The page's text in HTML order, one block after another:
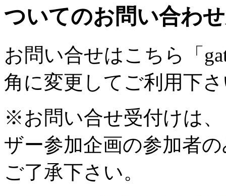
ついてのお問い合わ
お問い合せはこちら
「
角に変更してご利用下
※お問い合せ受付けは
ザー参加企画の参加者
ご了承下さい。